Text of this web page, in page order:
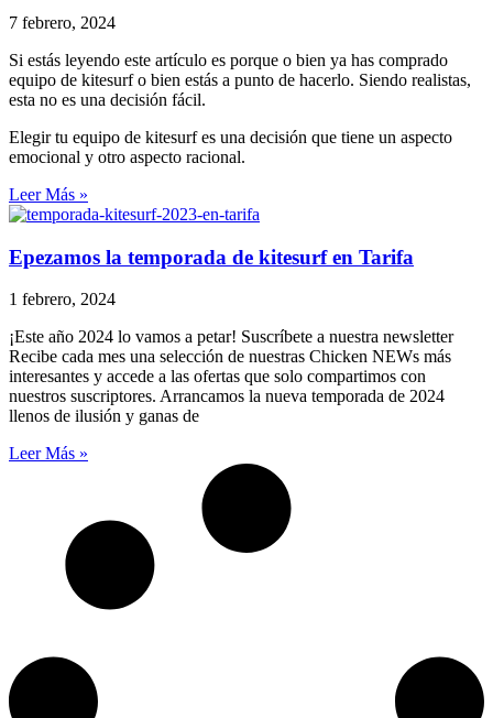
7 febrero, 2024
Si estás leyendo este artículo es porque o bien ya has comprado
equipo de kitesurf o bien estás a punto de hacerlo. Siendo realistas,
esta no es una decisión fácil.
Elegir tu equipo de kitesurf es una decisión que tiene un aspecto
emocional y otro aspecto racional.
Leer Más »
Epezamos la temporada de kitesurf en Tarifa
1 febrero, 2024
¡Este año 2024 lo vamos a petar! Suscríbete a nuestra newsletter
Recibe cada mes una selección de nuestras Chicken NEWs más
interesantes y accede a las ofertas que solo compartimos con
nuestros suscriptores. Arrancamos la nueva temporada de 2024
llenos de ilusión y ganas de
Leer Más »